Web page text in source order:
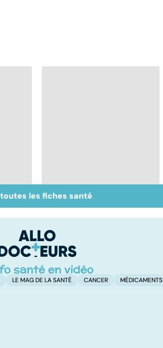
Tout savoir sur les
infections
les fiches santé
LE MAG DE LA SANTÉ CANCER MÉDICAMENTS